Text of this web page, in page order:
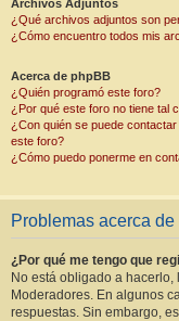
Archivos Adjuntos
¿Qué archivos adjuntos son
¿Cómo encuentro todos mis
Acerca de phpBB
¿Quién programó este foro?
¿Por qué este foro no tiene tal
¿Con quién se puede
este foro?
¿Cómo puedo ponerme en
Problemas acerca
¿Por qué me tengo que
No está obligado a
Moderadores. En algunos
respuestas. Sin embargo,